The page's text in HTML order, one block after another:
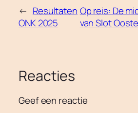
← Resultaten
ONK 2025
Op reis: De
van Slot
Reacties
Geef een reactie